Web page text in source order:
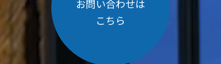
お問い合わせは
こちら